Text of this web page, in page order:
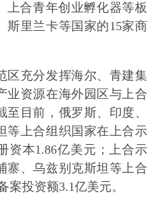
上合青年创业孵化器等板
斯里兰卡等国家的15家商
区充分发挥海尔、青建集
业资源在海外园区与上合
目前，俄罗斯、印度、
等上合组织国家在上合示
资本1.86亿美元；上合示
寨、乌兹别克斯坦等上合
案投资额3.1亿美元。